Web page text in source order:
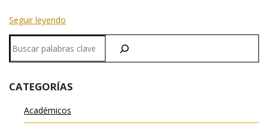
Seguir leyendo
en
CATEGORÍAS
Académicos